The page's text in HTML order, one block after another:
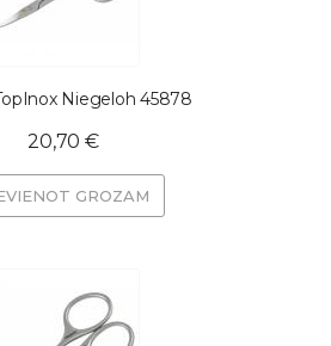
Niegeloh 45878
20,70 €
GROZAM